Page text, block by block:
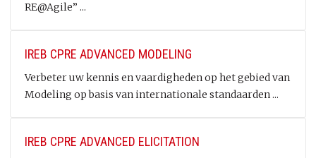
RE@Agile” ...
IREB CPRE ADVANCED MODELING
Verbeter uw kennis en vaardigheden op het gebied van
Modeling op basis van internationale standaarden ...
IREB CPRE ADVANCED ELICITATION